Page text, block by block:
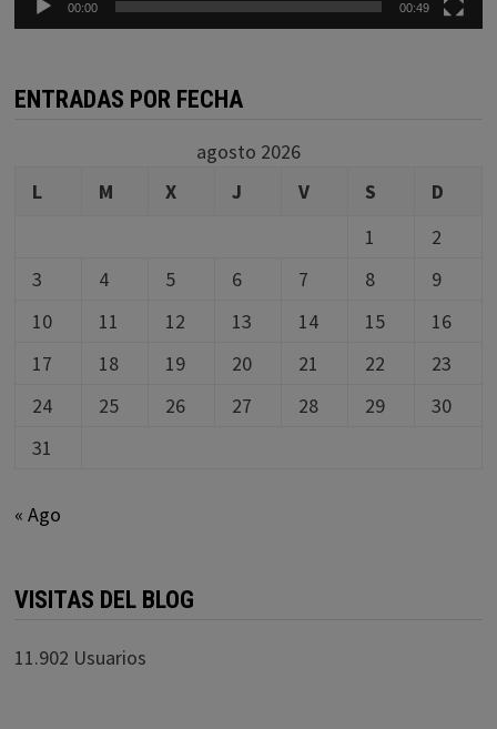
00:00 00:49
ENTRADAS POR FECHA
agosto 2026
L
M X J V S
D
1
2
3
4 5 6 7 8
9
10
11 12 13 14 15
16
17
18 19 20 21 22
23
24
25 26 27 28 29
30
31
« Ago
VISITAS DEL BLOG
11.902 Usuarios